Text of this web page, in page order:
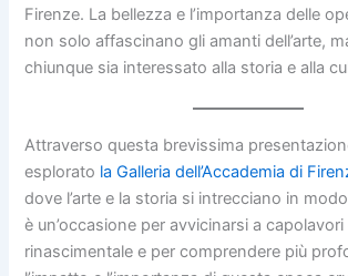
Firenze. La bellezza e l’importanza delle
non solo affascinano gli amanti dell’arte,
chiunque sia interessato alla storia e alla
Attraverso questa brevissima
esplorato la Galleria dell’Accademia di
dove l’arte e la storia si intrecciano in
è un’occasione per avvicinarsi a capolavori
rinascimentale e per comprendere più